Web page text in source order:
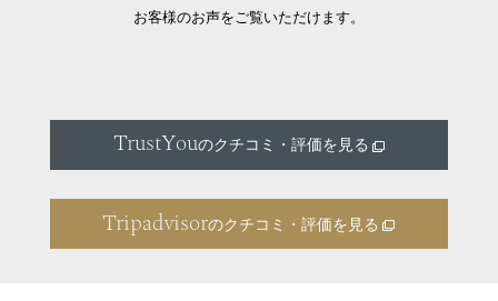
お客様のお声をご覧いただけます。
TrustYouのクチコミ・評価を見る
Tripadvisorのクチコミ・評価を見る